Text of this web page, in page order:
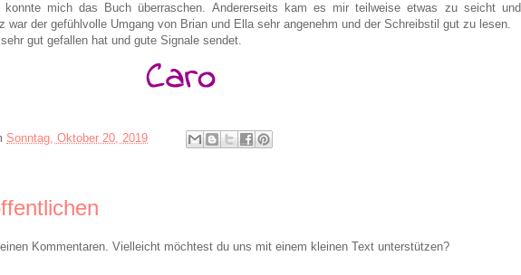
konnte mich das Buch überraschen. Andererseits kam es mir teilweise etwas zu seicht und
war der gefühlvolle Umgang von Brian und Ella sehr angenehm und der Schreibstil gut zu lesen.
gut gefallen hat und gute Signale sendet.
Sonntag, Oktober 20, 2019
Kommentaren. Vielleicht möchtest du uns mit einem kleinen Text unterstützen?